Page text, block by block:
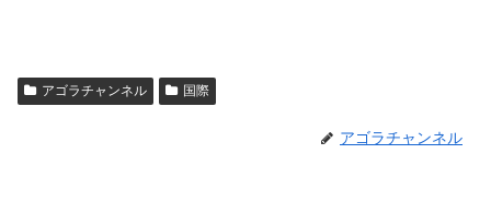
アゴラチャンネル 国際
アゴラチャンネル